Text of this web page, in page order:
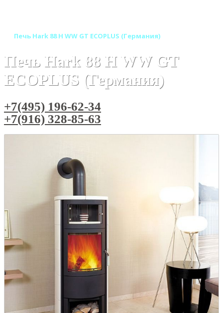
Печь Hark 88 H WW GT ECOPLUS (Германия)
Печь Hark 88 H WW GT
ECOPLUS (Германия)
+7(495) 196-62-34
+7(916) 328-85-63